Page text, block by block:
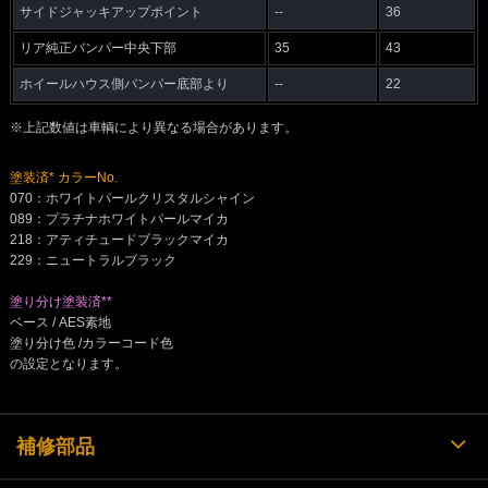
サイドジャッキアップポイント -- 36
リア純正バンパー中央下部 35 43
ホイールハウス側バンパー底部より -- 22
※上記数値は車輌により異なる場合があります。
塗装済* カラーNo.
070：ホワイトパールクリスタルシャイン
089：プラチナホワイトパールマイカ
218：アティチュードブラックマイカ
229：ニュートラルブラック
塗り分け塗装済**
ベース / AES素地
塗り分け色 /カラーコード色
の設定となります。
補修部品